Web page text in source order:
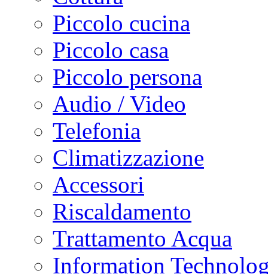
Piccolo cucina
Piccolo casa
Piccolo persona
Audio / Video
Telefonia
Climatizzazione
Accessori
Riscaldamento
Trattamento Acqua
Information